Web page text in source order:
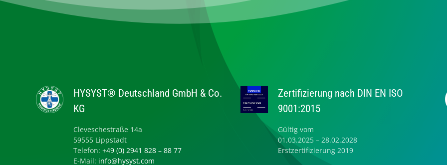
HYSYST® Deutschland GmbH & Co.
KG
Cleveschestraße 14a
59555 Lippstadt
Telefon: +49 (0) 2941 828 – 88 77
E-Mail: info@hysyst.com
Zertifizierung nach DIN EN ISO
9001:2015
Gültig vom
01.03.2025 – 28.02.2028
Erstzertifizierung 2019